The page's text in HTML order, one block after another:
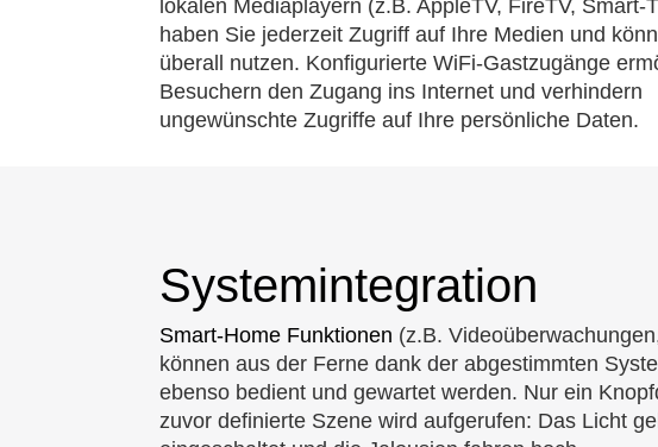
lokalen Mediaplayern (z.B. AppleTV, FireTV, Smart-
haben Sie jederzeit Zugriff auf Ihre Medien und
überall nutzen. Konfigurierte WiFi-Gastzugänge
Besuchern den Zugang ins Internet und verhindern
ungewünschte Zugriffe auf Ihre persönliche Daten.
Systemintegration
Smart-Home Funktionen (z.B.
können aus der Ferne dank der abgestimmten
ebenso bedient und gewartet werden. Nur ein
zuvor definierte Szene wird aufgerufen: Das Licht